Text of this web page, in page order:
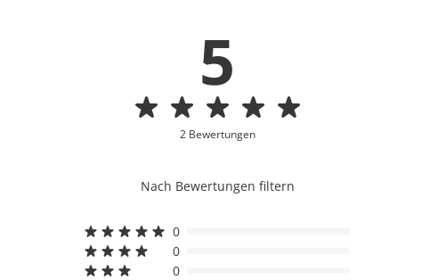
5
2 Bewertungen
Nach Bewertungen filtern
0
0
0